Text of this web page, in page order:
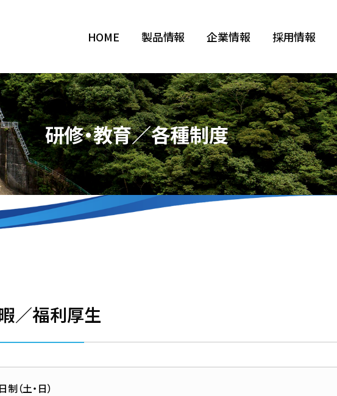
HOME 製品情報 企業情報 採用情報
研修・教育／各種制度
／福利厚生
（土・日）